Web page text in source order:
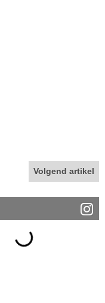
Volgend artikel